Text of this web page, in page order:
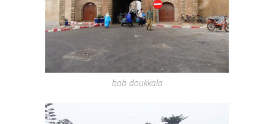
bab doukkala